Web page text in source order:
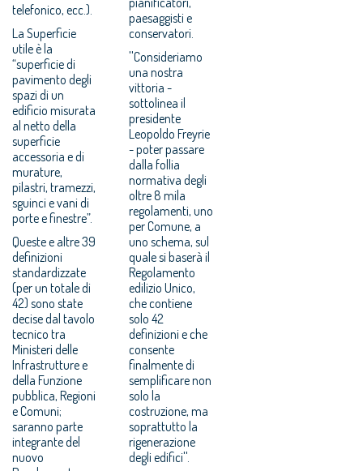
telefonico, ecc.).
La Superficie
utile è la
“superficie di
pavimento degli
spazi di un
edificio misurata
al netto della
superficie
accessoria e di
murature,
pilastri, tramezzi,
sguinci e vani di
porte e finestre”.
Queste e altre 39
definizioni
standardizzate
(per un totale di
42) sono state
decise dal tavolo
tecnico tra
Ministeri delle
Infrastrutture e
della Funzione
pubblica, Regioni
e Comuni;
saranno parte
integrante del
nuovo
paesaggisti e
conservatori.
''Consideriamo
una nostra
vittoria -
sottolinea il
presidente
Leopoldo Freyrie
- poter passare
dalla follia
normativa degli
oltre 8 mila
regolamenti, uno
per Comune, a
uno schema, sul
quale si baserà il
Regolamento
edilizio Unico,
che contiene
solo 42
definizioni e che
consente
finalmente di
semplificare non
solo la
costruzione, ma
soprattutto la
rigenerazione
degli edifici''.